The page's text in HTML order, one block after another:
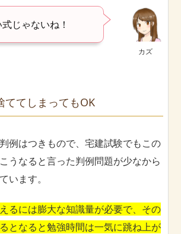
カズ
じゃないね！
ててしまってもOK
例はつきもので、宅建試験でもこの
うなると言った判例問題が少なから
います。
るには膨大な知識量が必要で、その
となると勉強時間は一気に跳ね上が